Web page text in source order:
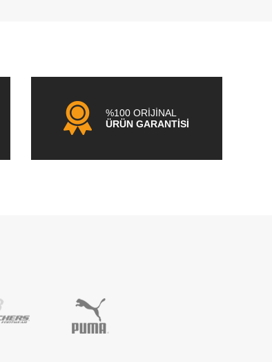
%100 ORİJİNAL
ÜRÜN GARANTİSİ